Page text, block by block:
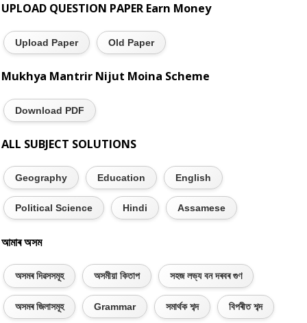
UPLOAD QUESTION PAPER Earn Money
Upload Paper Old Paper
Mukhya Mantrir Nijut Moina Scheme
Download PDF
ALL SUBJECT SOLUTIONS
Geography Education English
Political Science Hindi Assamese
আমাৰ অসম
অসমৰ দিৱসসমূহ অসমীয়া কিতাপ সহজ লভ্য বন দৰবৰ গুণ
অসমৰ জিলাসমূহ Grammar সমাৰ্থক শব্দ বিপৰীত শব্দ